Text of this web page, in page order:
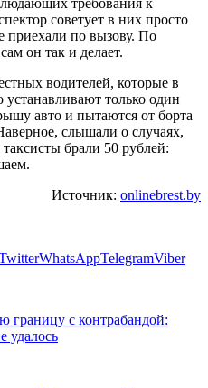
советует в них просто
приехали по вызову. По
он так и делает.
водителей, которые в
устанавливают только один
авто и пытаются от борта
слышали о случаях,
таксисты брали 50 рублей:
Источник: onlinebrest.by
WhatsAppTelegramViber
границу с контрабандой:
удалось